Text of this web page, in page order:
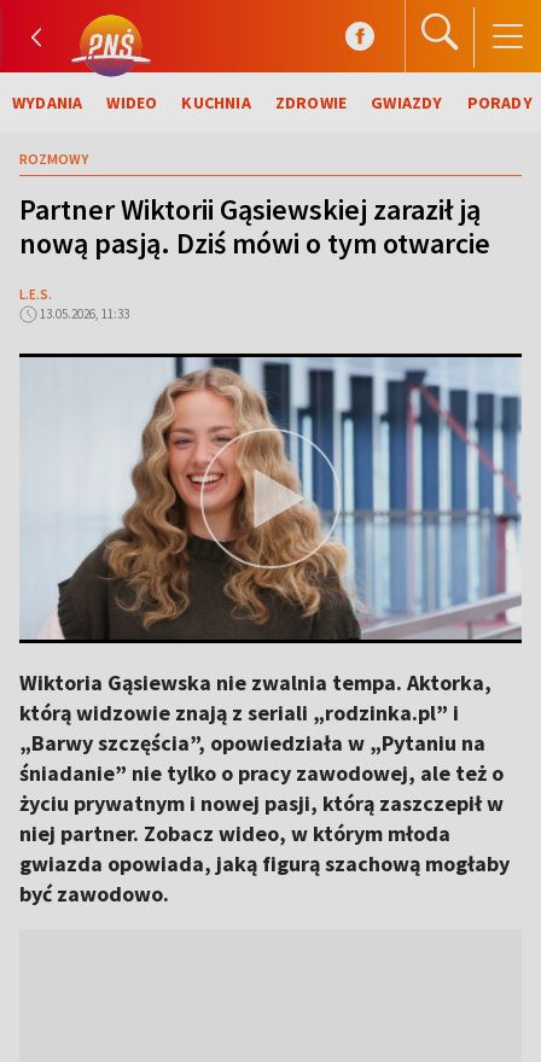
WYDANIA WIDEO KUCHNIA ZDROWIE GWIAZDY PORADY
ROZMOWY
Partner Wiktorii Gąsiewskiej zaraził ją
nową pasją. Dziś mówi o tym otwarcie
L.E.S.
13.05.2026, 11:33
Wiktoria Gąsiewska nie zwalnia tempa. Aktorka,
którą widzowie znają z seriali „rodzinka.pl” i
„Barwy szczęścia”, opowiedziała w „Pytaniu na
śniadanie” nie tylko o pracy zawodowej, ale też o
życiu prywatnym i nowej pasji, którą zaszczepił w
niej partner. Zobacz wideo, w którym młoda
gwiazda opowiada, jaką figurą szachową mogłaby
być zawodowo.